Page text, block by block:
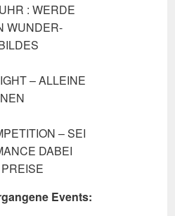
: WERDE
WUNDER-
– ALLEINE
– SEI
DABEI
Events: